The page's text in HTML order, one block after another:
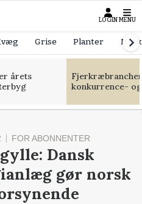
LOGIN MENU
Grise Planter
årets
konkurrence-
FOR ABONNENTER
Dansk
gør norsk